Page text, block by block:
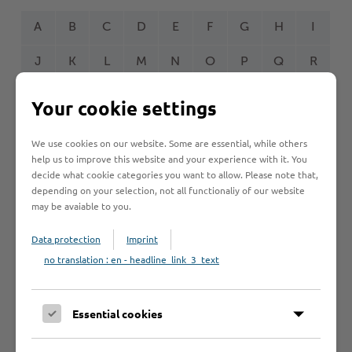
A B C D E F G H
J K L M N O P Q R
Betrieb anmelden
Sie vermissen einen Eintrag in der Liste? Melden Sie
Betrieb anmelden
Your cookie settings
We use cookies on our website. Some are essential, while others
help us to improve this website and your experience with it. You
decide what cookie categories you want to allow. Please note that,
depending on your selection, not all functionaliy of our website
may be avaiable to you.
Data protection
Imprint
no translation : en - headline_link_3_text
Essential cookies